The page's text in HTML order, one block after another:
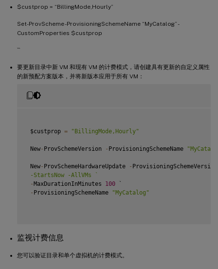
$custprop = “BillingMode,Hourly”
Set-ProvScheme -ProvisioningSchemeName “MyCatalog” -
CustomProperties $custprop
```
要更新目录中新 VM 和现有 VM 的计费模式，请创建具有更新的自定义属性
的新预配方案版本，并将新版本应用于所有 VM：
$custprop = "BillingMode,Hourly"
New- ProvSchemeVersion - ProvisioningSchemeName
New- ProvSchemeHardwareUpdate -
-StartsNow -AllVMs
`
-MaxDurationInMinutes 100 `
- ProvisioningSchemeName "MyCatalog"
监视计费信息
您可以验证目录和单个虚拟机的计费模式。